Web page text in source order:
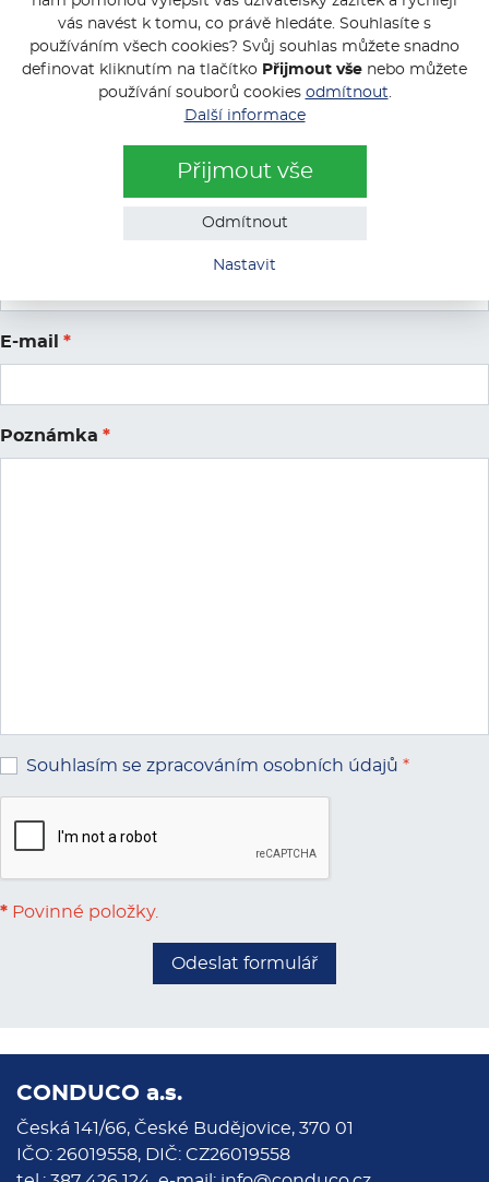
vás navést k tomu, co právě hledáte. Souhlasíte s
používáním všech cookies? Svůj souhlas můžete snadno
definovat kliknutím na tlačítko Přijmout vše nebo můžete
používání souborů cookies odmítnout
Další informace
Přijmout vše
Odmítnout
Nastavit
Kontaktujte nás
E-mail *
Poznámka *
Souhlasím se zpracováním osobních údajů *
* Povinné položky.
Odeslat formulář
CONDUCO a.s.
Česká 141/66, České Budějovice, 370 01
IČO: 26019558, DIČ: CZ26019558